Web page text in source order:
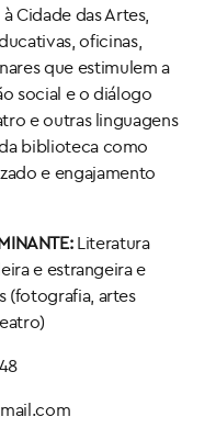
Cidade das Artes,
oficinas,
que estimulem a
social e o diálogo
e outras linguagens
biblioteca como
e engajamento
Literatura
e estrangeira e
(fotografia, artes